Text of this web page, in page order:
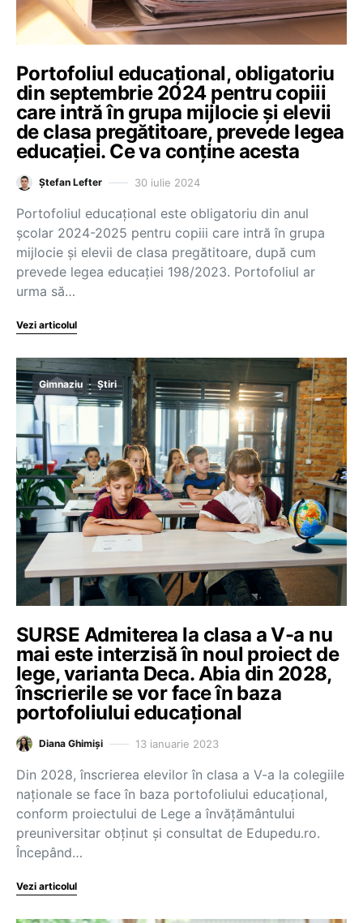
Portofoliul educațional, obligatoriu
din septembrie 2024 pentru copiii
care intră în grupa mijlocie și elevii
de clasa pregătitoare, prevede legea
educației. Ce va conține acesta
Ștefan Lefter 30 iulie 2024
Portofoliul educațional este obligatoriu din anul
școlar 2024-2025 pentru copiii care intră în grupa
mijlocie și elevii de clasa pregătitoare, după cum
prevede legea educației 198/2023. Portofoliul ar
urma să…
Vezi articolul
Gimnaziu Știri
SURSE Admiterea la clasa a V-a nu
mai este interzisă în noul proiect de
lege, varianta Deca. Abia din 2028,
înscrierile se vor face în baza
portofoliului educațional
Diana Ghimiși 13 ianuarie 2023
Din 2028, înscrierea elevilor în clasa a V-a la colegiile
naționale se face în baza portofoliului educațional,
conform proiectului de Lege a învățământului
preuniversitar obținut și consultat de Edupedu.ro.
Începând…
Vezi articolul